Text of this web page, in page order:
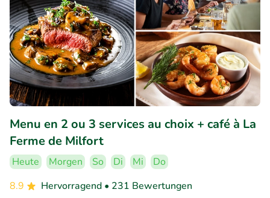
Menu en 2 ou 3 services au choix + café à La
Ferme de Milfort
Heute Morgen So Di Mi
Do
8.9
Hervorragend • 231 Bewertungen